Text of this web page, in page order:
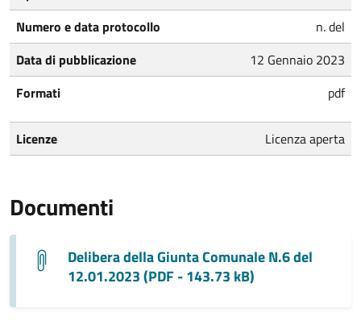
Numero e data protocollo
n. del
Data di pubblicazione
12 Gennaio 2023
Formati
pdf
Licenze Licenza aperta
Documenti
Delibera della Giunta Comunale N.6 del
12.01.2023 (PDF - 143.73 kB)